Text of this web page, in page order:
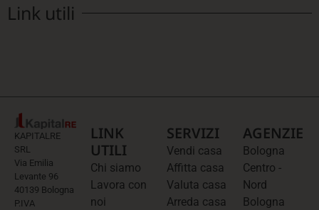
Link utili
KAPITALRE
SRL
Via Emilia
Levante 96
40139 Bologna
P.IVA
LINK
UTILI
Chi siamo
Lavora con
noi
SERVIZI
Vendi casa
Affitta casa
Valuta casa
Arreda casa
AGENZIE
Bologna
Centro -
Nord
Bologna